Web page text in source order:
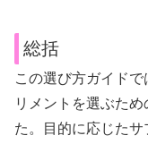
総括
この選び方ガイド
リメントを選ぶた
た。目的に応じた